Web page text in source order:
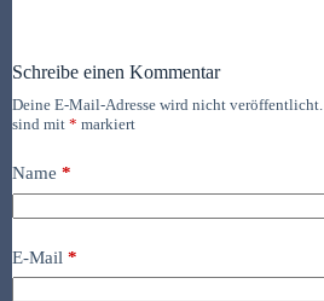
Schreibe einen Kommentar
Deine E-Mail-Adresse wird nicht veröffentlicht.
sind mit * markiert
Name *
E-Mail *